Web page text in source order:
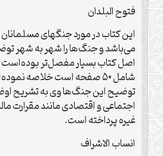
فتوح البلدان
این کتاب در مورد جنگهای مسلمانان
می‌باشد و جنگ‌ها را شهر به شهر
اصل کتاب بسیار مفصل‌تر بوده‌است
شامل ۵۰ صفحه‌ است خلاصه
توضیح این جنگ‌ها وی به تشریح
اجتماعی و اقتصادی مانند مقرارت
غیره پرداخته‌ است.
انساب الاشراف